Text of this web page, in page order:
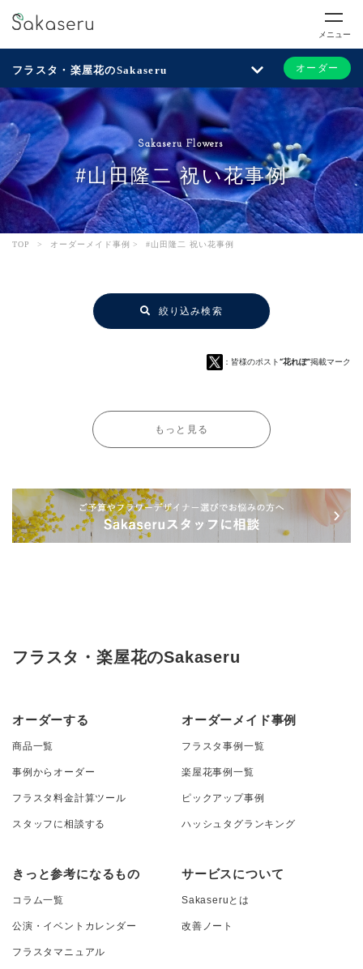
メニュー
フラスタ・楽屋花のSakaseru オーダー
Sakaseru Flowers
#山田隆二 祝い花事例
TOP > オーダーメイド事例 > #山田隆二 祝い花事例
絞り込み検索
：皆様のポスト“花れぽ”掲載マーク
もっと見る
フラスタ・楽屋花のSakaseru
オーダーする
商品一覧
事例からオーダー
フラスタ料金計算ツール
スタッフに相談する
オーダーメイド事例
フラスタ事例一覧
楽屋花事例一覧
ピックアップ事例
ハッシュタグランキング
きっと参考になるもの
コラム一覧
公演・イベントカレンダー
フラスタマニュアル
サービスについて
Sakaseruとは
改善ノート